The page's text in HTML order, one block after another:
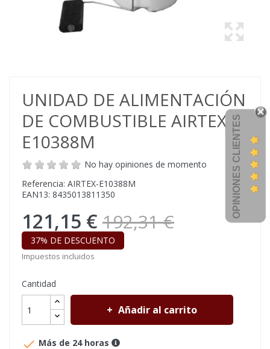
UNIDAD DE ALIMENTACIÓN
DE COMBUSTIBLE AIRTEX
E10388M
No hay opiniones de momento
Referencia: AIRTEX-E10388M
EAN13: 8435013811350
121,15 € 192,31 €
37% DE DESCUENTO
Impuestos incluidos
Cantidad
Añadir al carrito
 Más de 24 horas
OPINIONES CLIENTES